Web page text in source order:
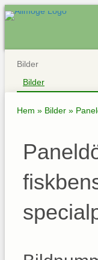
Bilder
Bilder
Hem » Bilder »